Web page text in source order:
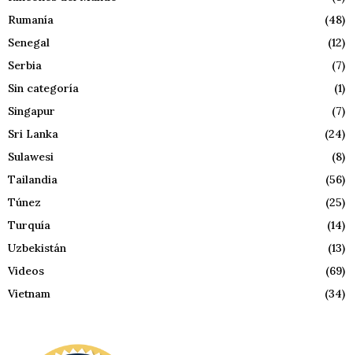
Rumanía
(48)
Senegal
(12)
Serbia
(7)
Sin categoría
(1)
Singapur
(7)
Sri Lanka
(24)
Sulawesi
(8)
Tailandia
(56)
Túnez
(25)
Turquía
(14)
Uzbekistán
(13)
Videos
(69)
Vietnam
(34)